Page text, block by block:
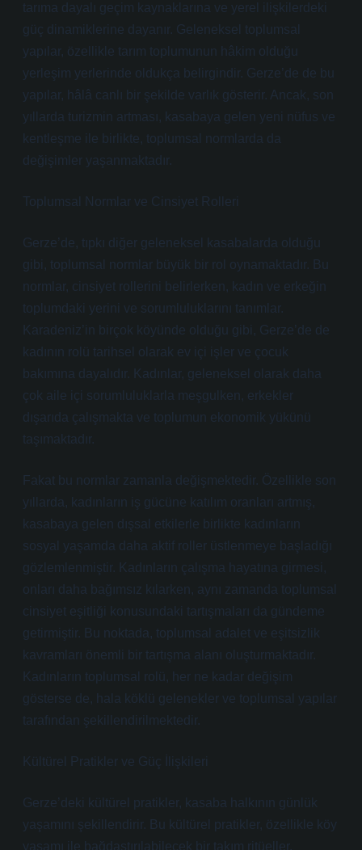
tarıma dayalı geçim kaynaklarına ve yerel ilişkilerdeki
güç dinamiklerine dayanır. Geleneksel toplumsal
yapılar, özellikle tarım toplumunun hâkim olduğu
yerleşim yerlerinde oldukça belirgindir. Gerze’de de bu
yapılar, hâlâ canlı bir şekilde varlık gösterir. Ancak, son
yıllarda turizmin artması, kasabaya gelen yeni nüfus ve
kentleşme ile birlikte, toplumsal normlarda da
değişimler yaşanmaktadır.
Toplumsal Normlar ve Cinsiyet Rolleri
Gerze’de, tıpkı diğer geleneksel kasabalarda olduğu
gibi, toplumsal normlar büyük bir rol oynamaktadır. Bu
normlar, cinsiyet rollerini belirlerken, kadın ve erkeğin
toplumdaki yerini ve sorumluluklarını tanımlar.
Karadeniz’in birçok köyünde olduğu gibi, Gerze’de de
kadının rolü tarihsel olarak ev içi işler ve çocuk
bakımına dayalıdır. Kadınlar, geleneksel olarak daha
çok aile içi sorumluluklarla meşgulken, erkekler
dışarıda çalışmakta ve toplumun ekonomik yükünü
taşımaktadır.
Fakat bu normlar zamanla değişmektedir. Özellikle son
yıllarda, kadınların iş gücüne katılım oranları artmış,
kasabaya gelen dışsal etkilerle birlikte kadınların
sosyal yaşamda daha aktif roller üstlenmeye başladığı
gözlemlenmiştir. Kadınların çalışma hayatına girmesi,
onları daha bağımsız kılarken, aynı zamanda toplumsal
cinsiyet eşitliği konusundaki tartışmaları da gündeme
getirmiştir. Bu noktada, toplumsal adalet ve eşitsizlik
kavramları önemli bir tartışma alanı oluşturmaktadır.
Kadınların toplumsal rolü, her ne kadar değişim
gösterse de, hala köklü gelenekler ve toplumsal yapılar
tarafından şekillendirilmektedir.
Kültürel Pratikler ve Güç İlişkileri
Gerze’deki kültürel pratikler, kasaba halkının günlük
yaşamını şekillendirir. Bu kültürel pratikler, özellikle köy
yaşamı ile bağdaştırılabilecek bir takım ritüeller,